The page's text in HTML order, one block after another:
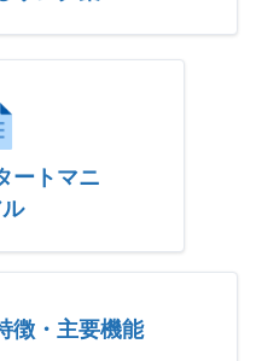
ートマニ
徴・主要機能